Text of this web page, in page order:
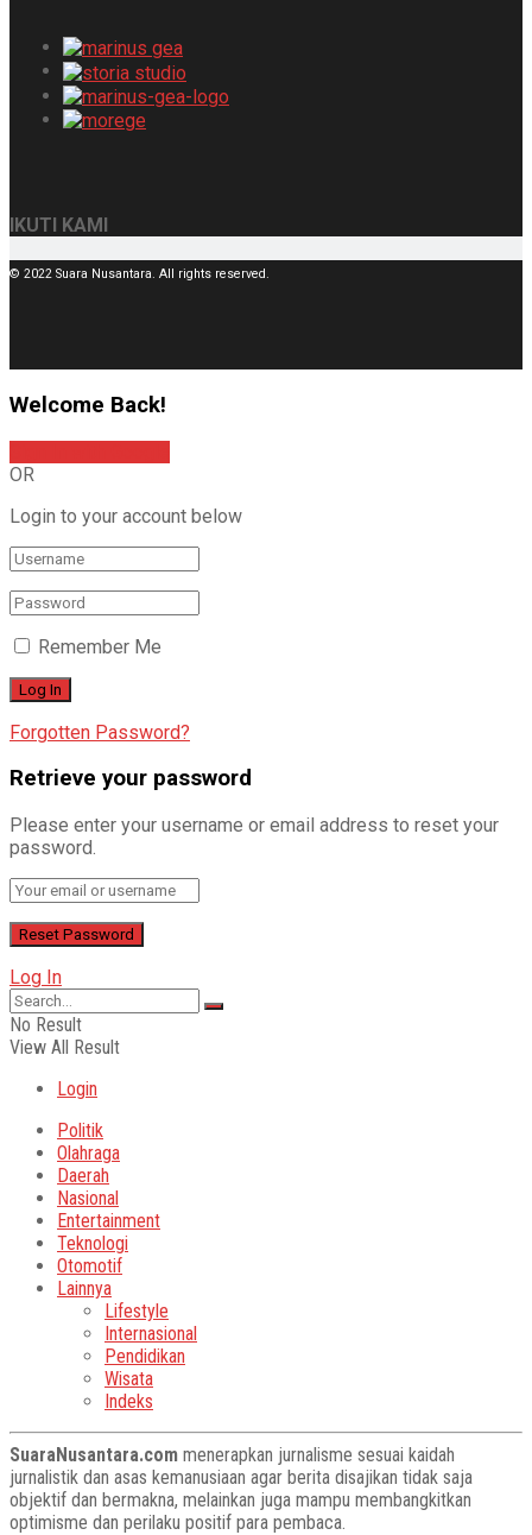
IKUTI KAMI
© 2022 Suara Nusantara. All rights reserved.
Welcome Back!
OR
Login to your account below
Remember Me
Forgotten Password?
Retrieve your password
Please enter your username or email address to reset your
password.
Log In
No Result
View All Result
Login
Politik
Olahraga
Daerah
Nasional
Entertainment
Teknologi
Otomotif
Lainnya
Lifestyle
Internasional
Pendidikan
Wisata
Indeks
SuaraNusantara.com menerapkan jurnalisme sesuai kaidah
jurnalistik dan asas kemanusiaan agar berita disajikan tidak saja
objektif dan bermakna, melainkan juga mampu membangkitkan
optimisme dan perilaku positif para pembaca.